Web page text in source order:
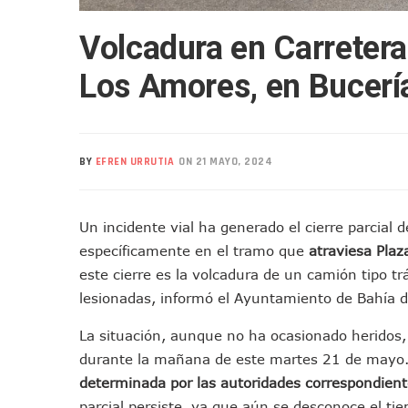
Mueren Cuatro Personas
Bruno Blancas Lleva El
Puerto Vallarta Participa En
Realizan Operativo
Semana Lluviosa Para
Voces Del Orgullo
Partido Verde Conforma Su
Buques Mexicanos Parten
En Vallarta, Todos Los
Centro De Autismo Es Un
Lluvias Y Oleaje Elevado
Volcadura en
Los Amores, en
BY EFREN URRUTIA ON 21 MAYO, 2024
Un incidente vial ha generado el cierre parcial
específicamente en el tramo que atraviesa
este cierre es la volcadura de un camión tipo
lesionadas, informó el Ayuntamiento de Bahía
La situación, aunque no ha ocasionado
durante la mañana de este martes 21 de mayo.
determinada por las autoridades